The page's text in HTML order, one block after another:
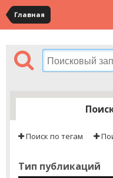
Главная
Поиск по тегам
Тип публикаций